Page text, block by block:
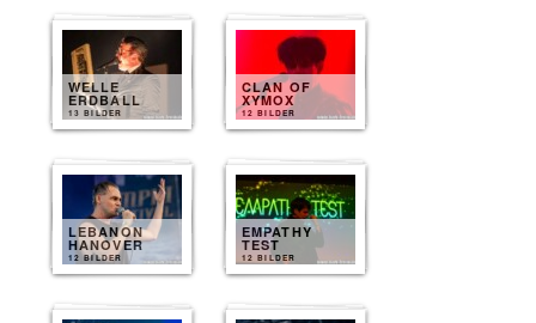
WELLE
ERDBALL
13 BILDER
CLAN OF
XYMOX
12 BILDER
LEBANON
HANOVER
12 BILDER
EMPATHY
TEST
12 BILDER